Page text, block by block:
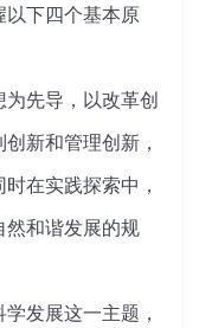
下四个基本原
先导，以改革创
新和管理创新，
在实践探索中，
然和谐发展的规
发展这一主题，